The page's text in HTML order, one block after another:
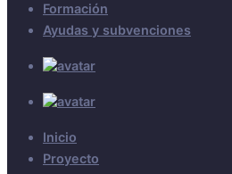
Formación
Ayudas y subvenciones
Inicio
Proyecto